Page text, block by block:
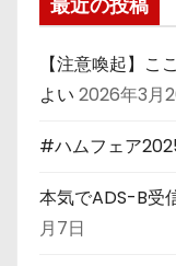
最近の投稿
【注意喚起】
よい 2026年3月
#ハムフェア
本気でADS-B受
月7日